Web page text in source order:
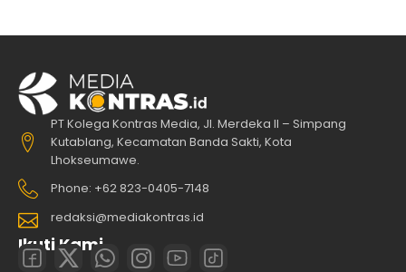
PT Kolega Kontras Media, Jl. Merdeka II – Simpang
Kutablang, Kecamatan Banda Sakti, Kota
Lhokseumawe.
Phone: +62 823-0405-7148
redaksi@mediakontras.id
Ikuti Kami